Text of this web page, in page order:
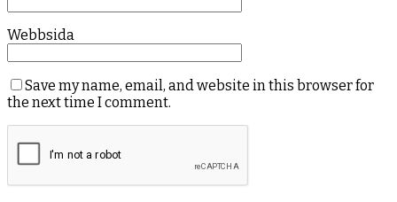
Webbsida
Save my name, email, and website in this browser for
the next time I comment.